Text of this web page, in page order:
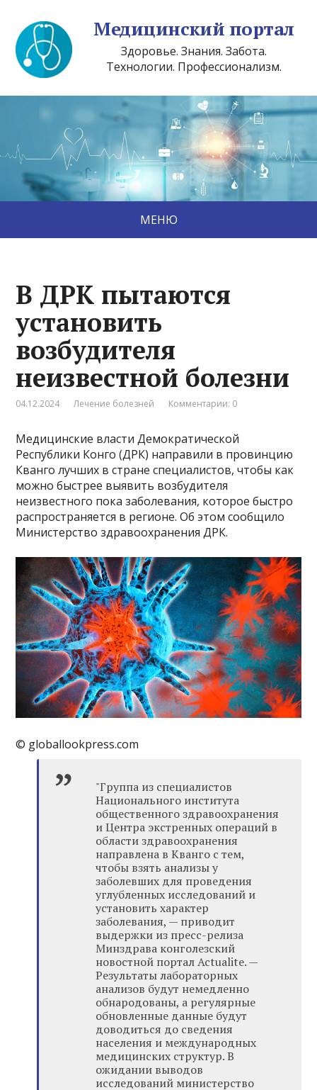
Медицинский портал
Здоровье. Знания. Забота.
Технологии. Профессионализм.
МЕНЮ
В ДРК пытаются
установить
возбудителя
неизвестной болезни
04.12.2024 Лечение болезней Комментарии: 0
Медицинские власти Демократической
Республики Конго (ДРК) направили в провинцию
Кванго лучших в стране специалистов, чтобы как
можно быстрее выявить возбудителя
неизвестного пока заболевания, которое быстро
распространяется в регионе. Об этом сообщило
Министерство здравоохранения ДРК.
© globallookpress.com
"Группа из специалистов
Национального института
общественного здравоохранения
и Центра экстренных операций в
области здравоохранения
направлена в Кванго с тем,
чтобы взять анализы у
заболевших для проведения
углубленных исследований и
установить характер
заболевания, — приводит
выдержки из пресс-релиза
Минздрава конголезский
новостной портал Actualite. —
Результаты лабораторных
анализов будут немедленно
обнародованы, а регулярные
обновленные данные будут
доводиться до сведения
населения и международных
медицинских структур. В
ожидании выводов
исследований министерство